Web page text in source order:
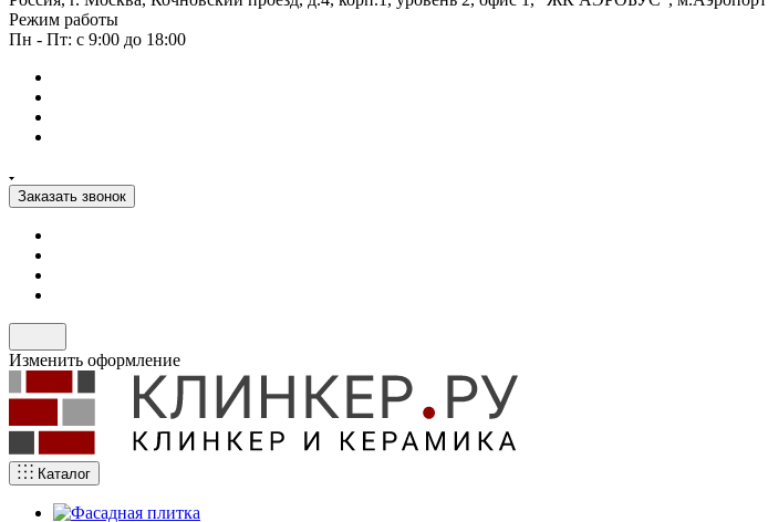
Режим работы
Пн - Пт: с 9:00 до 18:00
Заказать звонок
Изменить оформление
Каталог